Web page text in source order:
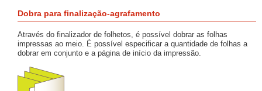
Dobra para finalização-agrafamento
Através do finalizador de folhetos, é possível dobrar as folhas
impressas ao meio. É possível especificar a quantidade de folhas a
dobrar em conjunto e a página de início da impressão.